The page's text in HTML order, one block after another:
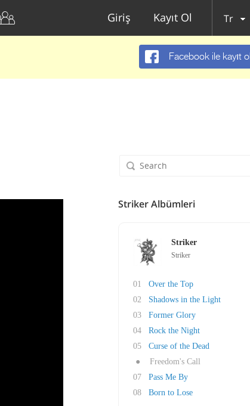
Giriş Kayıt Ol Tr
Facebook ile kayıt ol
Striker Albümleri
Striker
Striker
01
Over the Top
02
Shadows in the Light
03
Former Glory
04
Rock the Night
05
Curse of the Dead
●
Freedom's Call
07
Pass Me By
08
Born to Lose